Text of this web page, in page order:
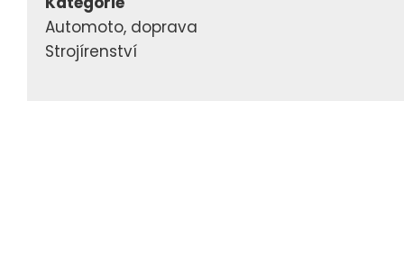
Automoto, doprava
Strojírenství